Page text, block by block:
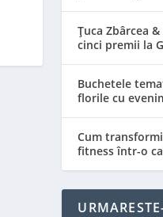
Țuca Zbârcea
cinci premii la
Buchetele
florile cu
Cum
fitness într-o